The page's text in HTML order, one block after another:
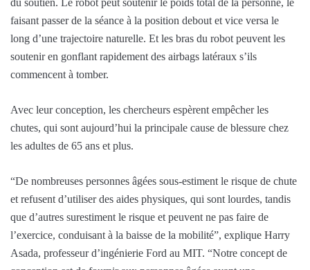
faisant passer de la séance à la position debout et vice versa le
long d’une trajectoire naturelle. Et les bras du robot peuvent les
soutenir en gonflant rapidement des airbags latéraux s’ils
commencent à tomber.
Avec leur conception, les chercheurs espèrent empêcher les
chutes, qui sont aujourd’hui la principale cause de blessure chez
les adultes de 65 ans et plus.
“De nombreuses personnes âgées sous-estiment le risque de chute
et refusent d’utiliser des aides physiques, qui sont lourdes, tandis
que d’autres surestiment le risque et peuvent ne pas faire de
l’exercice, conduisant à la baisse de la mobilité”, explique Harry
Asada, professeur d’ingénierie Ford au MIT. “Notre concept de